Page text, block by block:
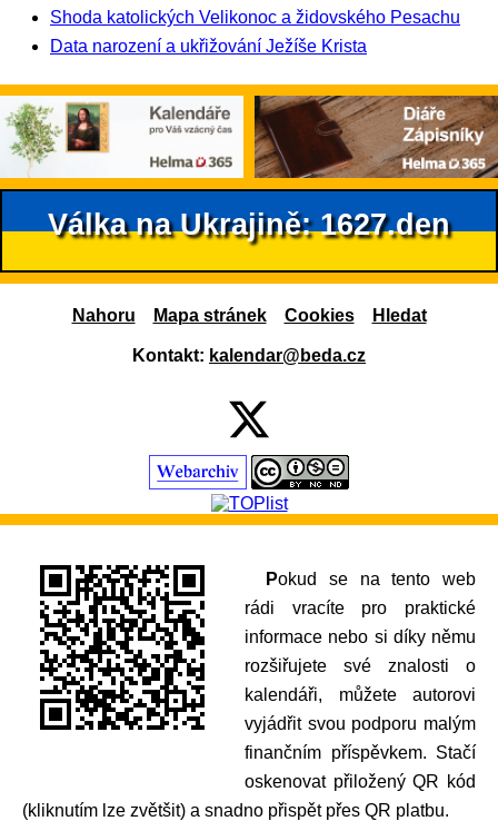
Shoda katolických Velikonoc a židovského Pesachu
Data narození a ukřižování Ježíše Krista
Válka na Ukrajině: 1627.den
Nahoru Mapa stránek Cookies Hledat
Kontakt: kalendar@beda.cz
Pokud se na tento web
rádi vracíte pro praktické
informace nebo si díky němu
rozšiřujete své znalosti o
kalendáři, můžete autorovi
vyjádřit svou podporu malým
finančním příspěvkem. Stačí
oskenovat přiložený QR kód
(kliknutím lze zvětšit) a snadno přispět přes QR platbu.